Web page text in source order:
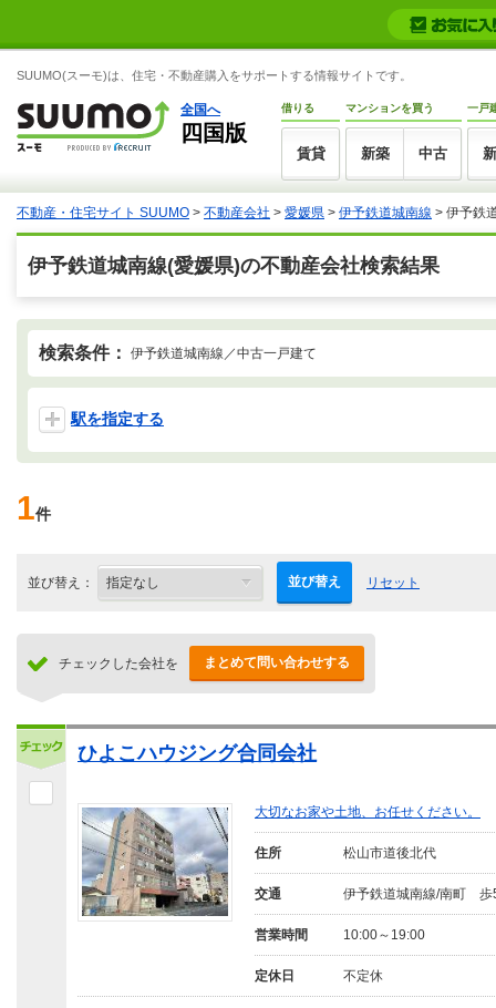
SUUMO(スーモ)は、住宅・不動産購入をサポートする情報サイトです。
全国へ
四国版
借りる
賃貸
マンションを買う
新築 中古
一戸
不動産・住宅サイト SUUMO > 不動産会社 > 愛媛県 > 伊予鉄道城南線 > 伊予鉄
伊予鉄道城南線(愛媛県)の不動産会社検索結果
検索条件： 伊予鉄道城南線／中古一戸建て
駅を指定する
1件
並び替え： 並び替え リセット
チェックした会社を まとめて問い合わせする
ひよこハウジング合同会社
大切なお家や土地、お任せください。
住所 松山市道後北代
交通 伊予鉄道城南線/南町 歩
営業時間 10:00～19:00
定休日 不定休